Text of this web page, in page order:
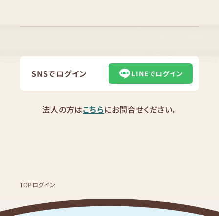
SNSでログイン LINEでログイン
法人の方はこちらにお問合せください。
TOPログイン